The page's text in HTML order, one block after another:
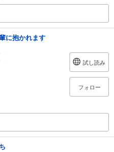
に抱かれます
試し読み
フォロー